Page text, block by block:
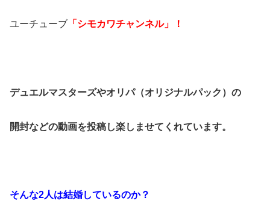
ユーチューブ 「シモカワチャンネル」！
デュエルマスターズやオリパ（オリジナルパック）の
開封などの動画を投稿し楽しませてくれています。
そんな2人は結婚しているのか？